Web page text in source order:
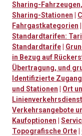
Sharing-
Sharing-Stationen
Fahrgastkategorien
Standardtarifen:
Standardtarife
in Bezug auf
Übertragung, und
Identifizierte
und Stationen
Ort
Verkehrsangebote
Kaufoptionen
Topografische Orte